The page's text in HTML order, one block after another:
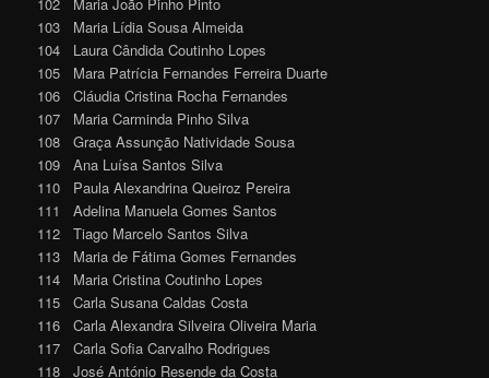
103 Maria Lídia Sousa Almeida
104 Laura Cândida Coutinho Lopes
105 Mara Patrícia Fernandes Ferreira Duarte
106 Cláudia Cristina Rocha Fernandes
107 Maria Carminda Pinho Silva
108 Graça Assunção Natividade Sousa
109 Ana Luísa Santos Silva
110 Paula Alexandrina Queiroz Pereira
111 Adelina Manuela Gomes Santos
112 Tiago Marcelo Santos Silva
113 Maria de Fátima Gomes Fernandes
114 Maria Cristina Coutinho Lopes
115 Carla Susana Caldas Costa
116 Carla Alexandra Silveira Oliveira Maria
117 Carla Sofia Carvalho Rodrigues
118 José António Resende da Costa